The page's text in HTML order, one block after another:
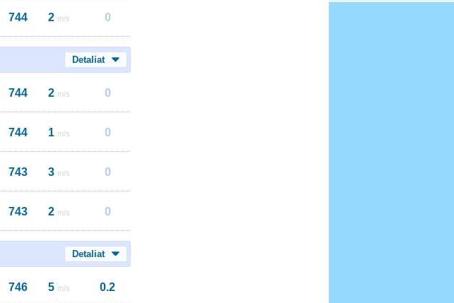
744 2 m/s 0
Detaliat
744 2 m/s 0
744 1 m/s 0
743 3 m/s 0
743 2 m/s 0
Detaliat
746 5 m/s 0.2